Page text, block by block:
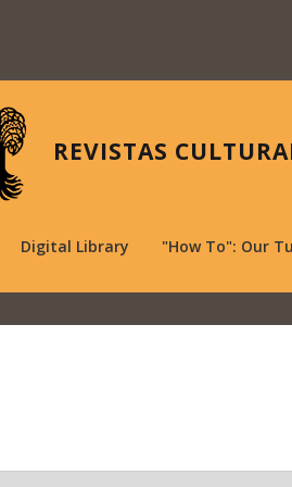
REVISTAS
Digital Library "How To": Our